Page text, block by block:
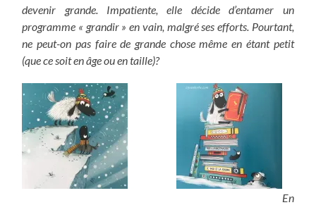
devenir grande. Impatiente, elle décide d’entamer un
programme « grandir » en vain, malgré ses efforts. Pourtant,
ne peut-on pas faire de grande chose même en étant petit
(que ce soit en âge ou en taille)?
En